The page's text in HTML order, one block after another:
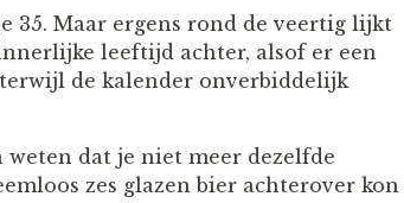
35. Maar ergens rond de veertig lijkt
leeftijd achter, alsof er een
de kalender onverbiddelijk
dat je niet meer dezelfde
zes glazen bier achterover kon